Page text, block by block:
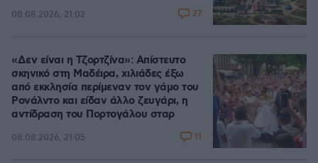
08.08.2026, 21:02 27
«Δεν είναι η Τζορτζίνα»: Απίστευτο
σκηνικό στη Μαδέιρα, χιλιάδες έξω
από εκκλησία περίμεναν τον γάμο του
Ρονάλντο και είδαν άλλο ζευγάρι, η
αντίδραση του Πορτογάλου σταρ
08.08.2026, 21:05 11